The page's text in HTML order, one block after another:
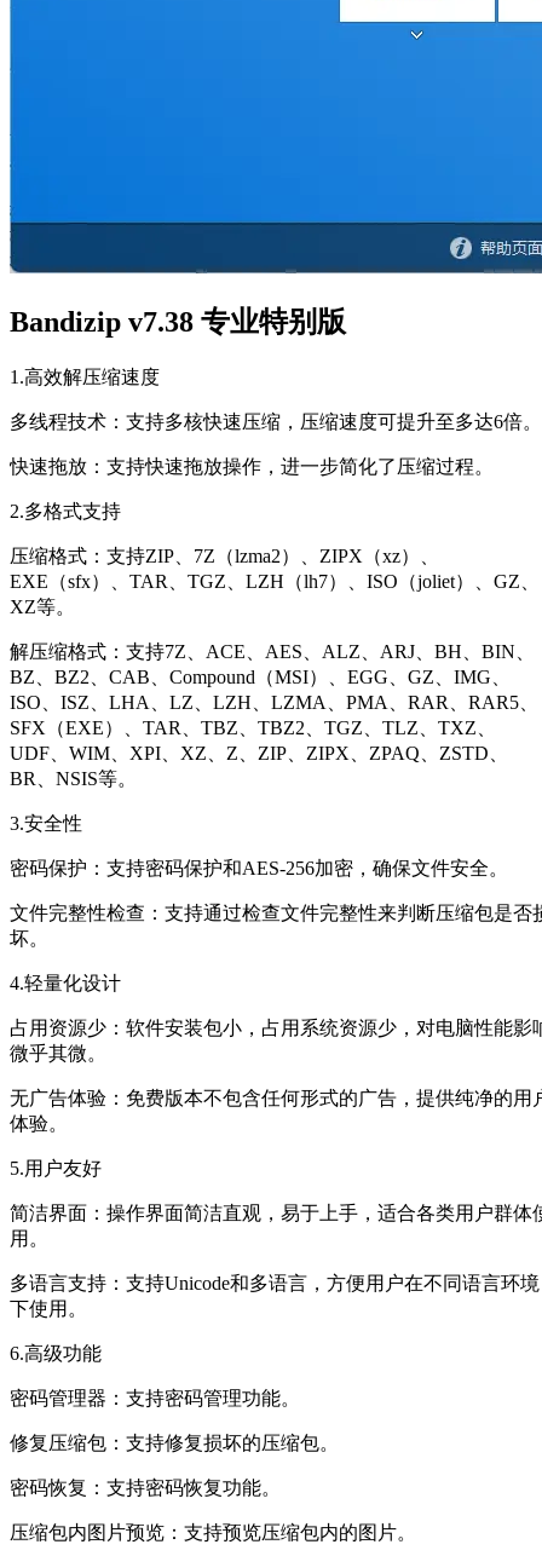
Bandizip v7.38 专业特别版
1.高效解压缩速度
多线程技术：支持多核快速压缩，压缩速度可提升至多达6倍。
快速拖放：支持快速拖放操作，进一步简化了压缩过程。
2.多格式支持
压缩格式：支持ZIP、7Z（lzma2）、ZIPX（xz）、
EXE（sfx）、TAR、TGZ、LZH（lh7）、ISO（joliet）、GZ、
XZ等。
解压缩格式：支持7Z、ACE、AES、ALZ、ARJ、BH、BIN、
BZ、BZ2、CAB、Compound（MSI）、EGG、GZ、IMG、
ISO、ISZ、LHA、LZ、LZH、LZMA、PMA、RAR、RAR5、
SFX（EXE）、TAR、TBZ、TBZ2、TGZ、TLZ、TXZ、
UDF、WIM、XPI、XZ、Z、ZIP、ZIPX、ZPAQ、ZSTD、
BR、NSIS等。
3.安全性
密码保护：支持密码保护和AES-256加密，确保文件安全。
文件完整性检查：支持通过检查文件完整性来判断压缩包是否
坏。
4.轻量化设计
占用资源少：软件安装包小，占用系统资源少，对电脑性能影
微乎其微。
无广告体验：免费版本不包含任何形式的广告，提供纯净的用
体验。
5.用户友好
简洁界面：操作界面简洁直观，易于上手，适合各类用户群体
用。
多语言支持：支持Unicode和多语言，方便用户在不同语言环境
下使用。
6.高级功能
密码管理器：支持密码管理功能。
修复压缩包：支持修复损坏的压缩包。
密码恢复：支持密码恢复功能。
压缩包内图片预览：支持预览压缩包内的图片。